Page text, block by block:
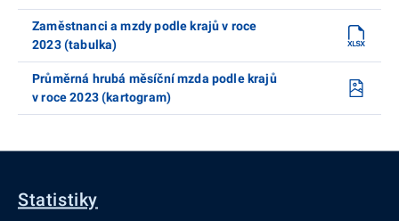
Zaměstnanci a mzdy podle krajů v roce
2023 (tabulka)
Průměrná hrubá měsíční mzda podle krajů
v roce 2023 (kartogram)
Statistiky